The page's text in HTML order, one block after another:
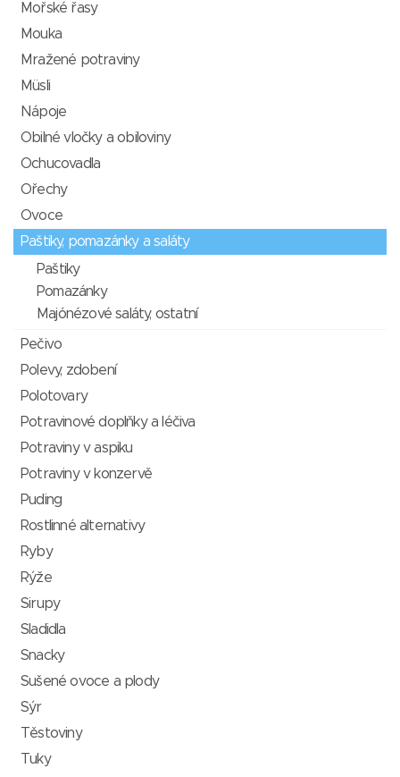
Mořské řasy
Mouka
Mražené potraviny
Müsli
Nápoje
Obilné vločky a obiloviny
Ochucovadla
Ořechy
Ovoce
Paštiky, pomazánky a saláty
Paštiky
Pomazánky
Majónézové saláty, ostatní
Pečivo
Polevy, zdobení
Polotovary
Potravinové doplňky a léčiva
Potraviny v aspiku
Potraviny v konzervě
Puding
Rostlinné alternativy
Ryby
Rýže
Sirupy
Sladidla
Snacky
Sušené ovoce a plody
Sýr
Těstoviny
Tuky